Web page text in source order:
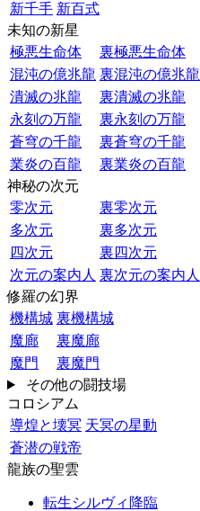
新千手 新百式
未知の新星
極悪生命体
裏極悪生命体
混沌の億兆龍 裏混沌の億兆龍
潰滅の兆龍
裏潰滅の兆龍
永刻の万龍
裏永刻の万龍
蒼穹の千龍
裏蒼穹の千龍
業炎の百龍
裏業炎の百龍
神秘の次元
零次元
裏零次元
多次元
裏多次元
四次元
裏四次元
次元の案内人 裏次元の案内人
修羅の幻界
機構城 裏機構城
魔廊
裏魔廊
魔門
裏魔門
その他の闘技場
コロシアム
導煌と壊冥 天冥の星動
蒼潜の戦帝
龍族の聖雲
転生シルヴィ降臨